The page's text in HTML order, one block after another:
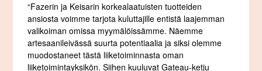
“Fazerin ja Keisarin korkealaatuisten tuotteiden
ansiosta voimme tarjota kuluttajille entistä laajemman
valikoiman omissa myymälöissämme. Näemme
artesaanileivässä suurta potentiaalia ja siksi olemme
muodostaneet tästä liiketoiminnasta oman
liiketoimintayksikön. Siihen kuuluvat Gateau-ketju